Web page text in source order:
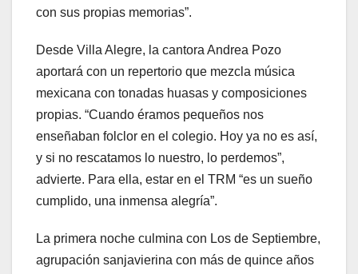
con sus propias memorias”.
Desde Villa Alegre, la cantora Andrea Pozo
aportará con un repertorio que mezcla música
mexicana con tonadas huasas y composiciones
propias. “Cuando éramos pequeños nos
enseñaban folclor en el colegio. Hoy ya no es así,
y si no rescatamos lo nuestro, lo perdemos”,
advierte. Para ella, estar en el TRM “es un sueño
cumplido, una inmensa alegría”.
La primera noche culmina con Los de Septiembre,
agrupación sanjavierina con más de quince años